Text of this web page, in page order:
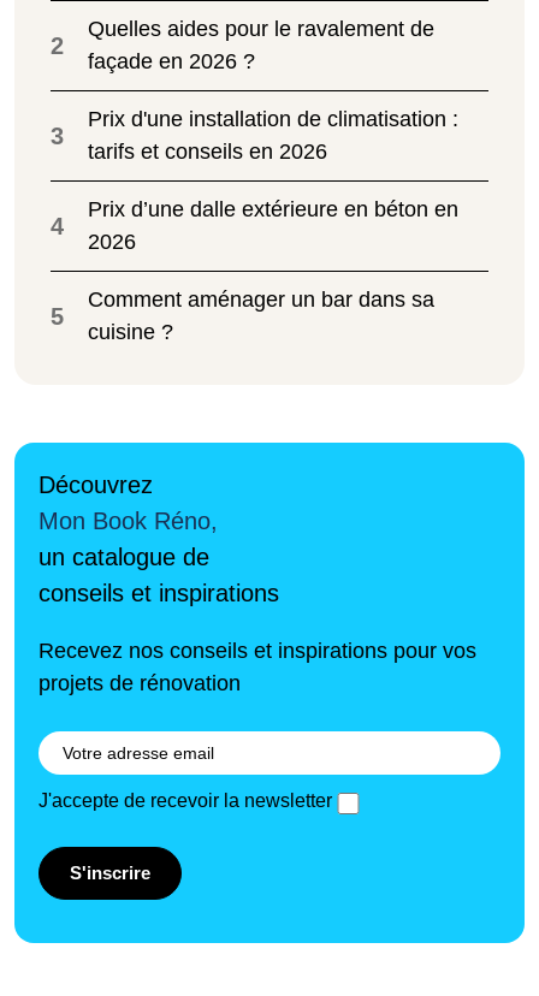
2
Quelles aides pour le ravalement de
façade en 2026 ?
3
Prix d'une installation de climatisation :
tarifs et conseils en 2026
4
Prix d’une dalle extérieure en béton en
2026
5
Comment aménager un bar dans sa
cuisine ?
Découvrez
Mon Book Réno,
un catalogue de
conseils et inspirations
Recevez nos conseils et inspirations pour vos
projets de rénovation
J'accepte de recevoir la newsletter
S'inscrire